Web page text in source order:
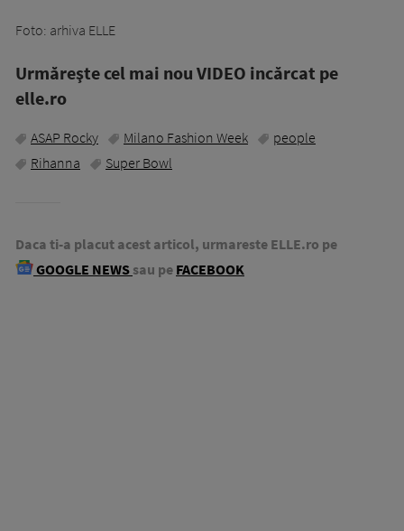
Foto: arhiva ELLE
Urmăreşte cel mai nou VIDEO incărcat pe
elle.ro
ASAP Rocky Milano Fashion Week
people
Rihanna
Super Bowl
Daca ti-a placut acest articol, urmareste ELLE.ro pe
GOOGLE NEWS sau pe FACEBOOK